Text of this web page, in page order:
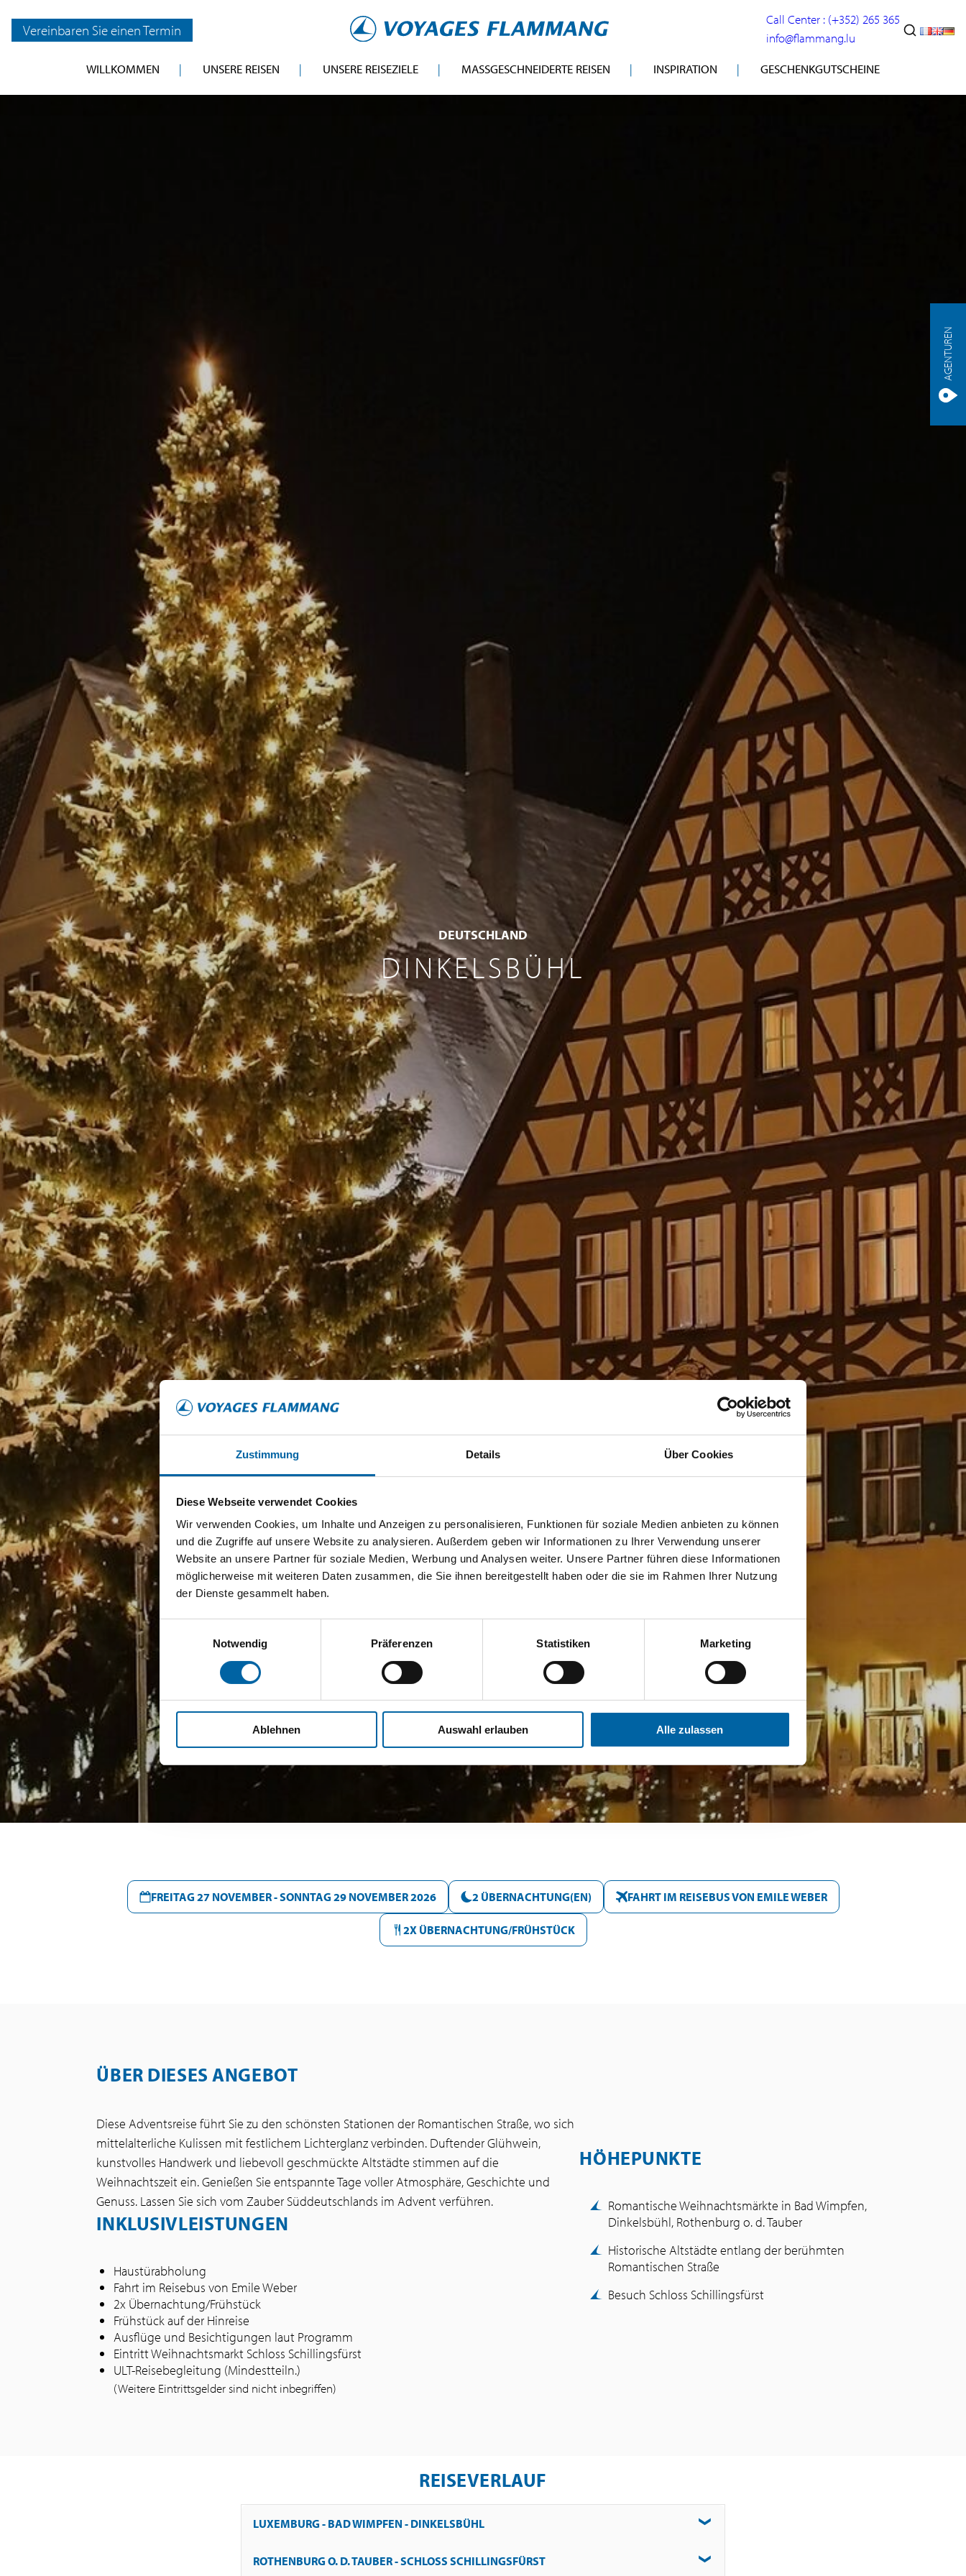
Zustimmung Details Über Cookies
Diese Webseite verwendet Cookies
Wir verwenden Cookies, um Inhalte und Anzeigen zu personalisieren, Funktionen für soziale Medien anbieten zu können
und die Zugriffe auf unsere Website zu analysieren. Außerdem geben wir Informationen zu Ihrer Verwendung unserer
Website an unsere Partner für soziale Medien, Werbung und Analysen weiter. Unsere Partner führen diese Informationen
möglicherweise mit weiteren Daten zusammen, die Sie ihnen bereitgestellt haben oder die sie im Rahmen Ihrer Nutzung
der Dienste gesammelt haben.
Notwendig
Präferenzen Statistiken Marketing
Ablehnen Auswahl erlauben Alle zulassen
Vereinbaren Sie einen Termin
Call Center : (+352) 265 365
info@flammang.lu
AGENTUREN
WILLKOMMEN UNSERE REISEN UNSERE REISEZIELE MASSGESCHNEIDERTE REISEN INSPIRATION GESCHENKGUTSCHEINE
DEUTSCHLAND
DINKELSBÜHL
FREITAG 27 NOVEMBER - SONNTAG 29 NOVEMBER 2026 2 ÜBERNACHTUNG(EN) FAHRT IM REISEBUS VON EMILE WEBER
2X ÜBERNACHTUNG/FRÜHSTÜCK
ÜBER DIESES ANGEBOT
Diese Adventsreise führt Sie zu den schönsten Stationen der Romantischen Straße, wo sich
mittelalterliche Kulissen mit festlichem Lichterglanz verbinden. Duftender Glühwein,
kunstvolles Handwerk und liebevoll geschmückte Altstädte stimmen auf die
Weihnachtszeit ein. Genießen Sie entspannte Tage voller Atmosphäre, Geschichte und
Genuss. Lassen Sie sich vom Zauber Süddeutschlands im Advent verführen.
INKLUSIVLEISTUNGEN
Haustürabholung
Fahrt im Reisebus von Emile Weber
2x Übernachtung/Frühstück
Frühstück auf der Hinreise
Ausflüge und Besichtigungen laut Programm
Eintritt Weihnachtsmarkt Schloss Schillingsfürst
ULT-Reisebegleitung (Mindestteiln.)
(Weitere Eintrittsgelder sind nicht inbegriffen)
HÖHEPUNKTE
Romantische Weihnachtsmärkte in Bad Wimpfen,
Dinkelsbühl, Rothenburg o. d. Tauber
Historische Altstädte entlang der berühmten
Romantischen Straße
Besuch Schloss Schillingsfürst
REISEVERLAUF
LUXEMBURG - BAD WIMPFEN - DINKELSBÜHL
Abfahrt in Luxemburg. Die Anreise erfolgt in Richtung Dinkelsbühl mit einem Zwischenstopp in
ROTHENBURG O. D. TAUBER - SCHLOSS SCHILLINGSFÜRST